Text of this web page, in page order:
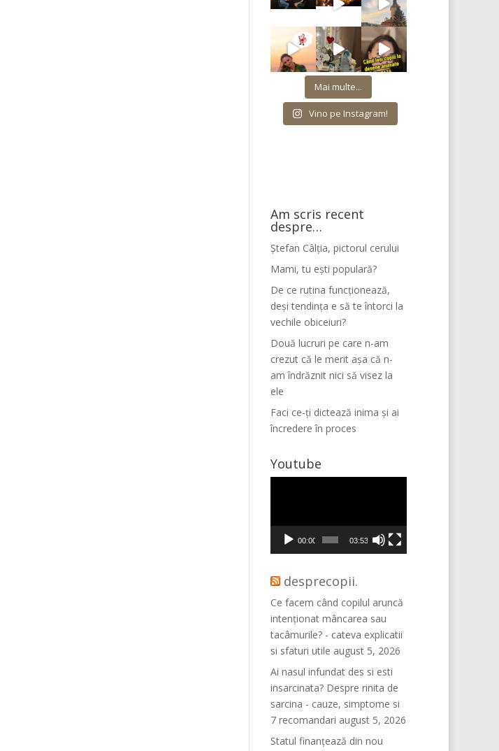
Mai multe...
Vino pe Instagram!
Am scris recent
despre…
Ștefan Câlția, pictorul cerului
Mami, tu ești populară?
De ce rutina funcționează,
deși tendința e să te întorci la
vechile obiceiuri?
Două lucruri pe care n-am
crezut că le merit așa că n-
am îndrăznit nici să visez la
ele
Faci ce-ți dictează inima și ai
încredere în proces
Youtube
00:00 03:53
desprecopii.
Ce facem când copilul aruncă
intenționat mâncarea sau
tacâmurile? - cateva explicatii
si sfaturi utile august 5, 2026
Ai nasul infundat des si esti
insarcinata? Despre rinita de
sarcina - cauze, simptome si
7 recomandari august 5, 2026
Statul finanțează din nou